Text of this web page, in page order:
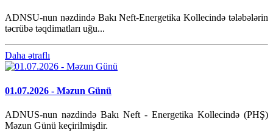
ADNSU-nun nəzdində Bakı Neft-Energetika Kollecində tələbələrin
təcrübə təqdimatları uğu...
Daha ətraflı
01.07.2026 - Məzun Günü
ADNUS-nun nəzdində Bakı Neft - Energetika Kollecində (PHŞ)
Məzun Günü keçirilmişdir.